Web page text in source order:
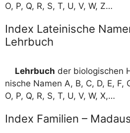
O, P, Q, R, S, T, U, V, W, Z…
Index Lateinische
Lehrbuch
Lehr­buch der bio­lo­gi­schen
ni­sche Namen A, B, C, D, E, F,
O, P, Q, R, S, T, U, V, W, X,…
Index Familien –